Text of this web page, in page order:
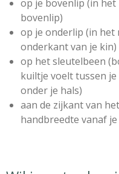
op je bovenlip (in het
bovenlip)
op je onderlip (in het
onderkant van je kin)
op het sleutelbeen
kuiltje voelt tussen
onder je hals)
aan de zijkant van
handbreedte vanaf je